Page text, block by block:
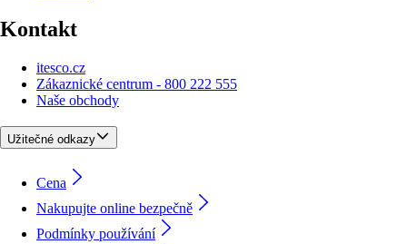
Kontakt
itesco.cz
Zákaznické centrum - 800 222 555
Naše obchody
Užitečné odkazy
Cena
Nakupujte online bezpečně
Podmínky používání